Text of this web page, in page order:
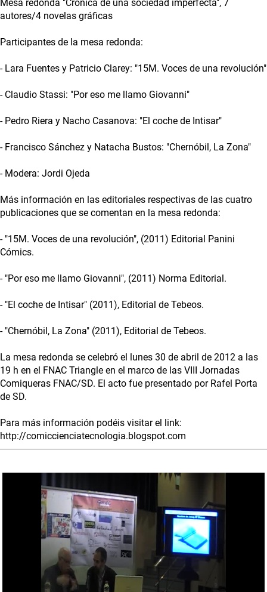
Mesa redonda "Crónica de una sociedad imperfecta", 7
autores/4 novelas gráficas
Participantes de la mesa redonda:
- Lara Fuentes y Patricio Clarey: "15M. Voces de una revolución"
- Claudio Stassi: "Por eso me llamo Giovanni"
- Pedro Riera y Nacho Casanova: "El coche de Intisar"
- Francisco Sánchez y Natacha Bustos: "Chernóbil, La Zona"
- Modera: Jordi Ojeda
Más información en las editoriales respectivas de las cuatro
publicaciones que se comentan en la mesa redonda:
- "15M. Voces de una revolución", (2011) Editorial Panini
Cómics.
- "Por eso me llamo Giovanni", (2011) Norma Editorial.
- "El coche de Intisar" (2011), Editorial de Tebeos.
- "Chernóbil, La Zona" (2011), Editorial de Tebeos.
La mesa redonda se celebró el lunes 30 de abril de 2012 a las
19 h en el FNAC Triangle en el marco de las VIII Jornadas
Comiqueras FNAC/SD. El acto fue presentado por Rafel Porta
de SD.
Para más información podéis visitar el link:
http://comiccienciatecnologia.blogspot.com